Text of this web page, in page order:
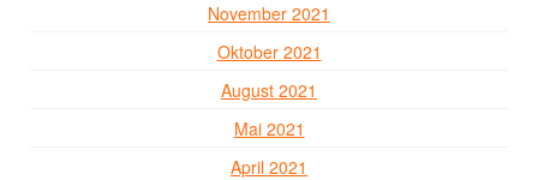
November 2021
Oktober 2021
August 2021
Mai 2021
April 2021